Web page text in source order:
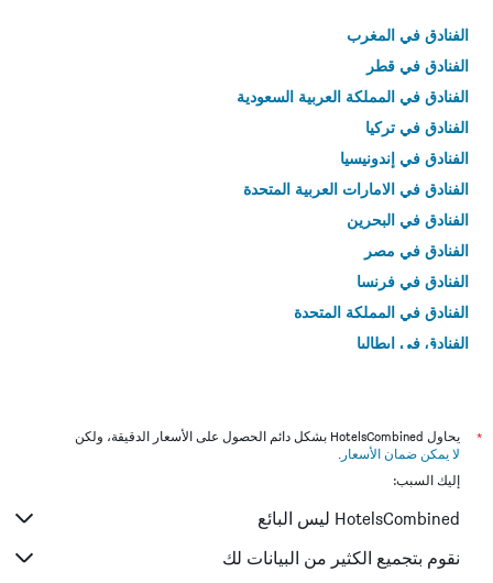
الفنادق في المغرب
الفنادق في قطر
الفنادق في المملكة العربية السعودية
الفنادق في تركيا
الفنادق في إندونيسيا
الفنادق في الامارات العربية المتحدة
الفنادق في البحرين
الفنادق في مصر
الفنادق في فرنسا
الفنادق في المملكة المتحدة
الفنادق في إيطاليا
*
يحاول HotelsCombined بشكل دائم الحصول على الأسعار الدقيقة، ولكن
لا يمكن ضمان الأسعار .
إليك السبب:
HotelsCombined ليس البائع
نقوم بتجميع الكثير من البيانات لك